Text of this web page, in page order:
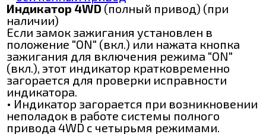
Индикатор 4WD (полный привод) (при
наличии)
Если замок зажигания установлен в
положение "ON" (вкл.) или нажата кнопка
зажигания для включения режима "ON"
(вкл.), этот индикатор кратковременно
загорается для проверки исправности
индикатора.
• Индикатор загорается при возникновении
неполадок в работе системы полного
привода 4WD с четырьмя режимами.